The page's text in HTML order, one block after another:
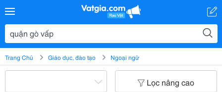
Trang Chủ Giáo dục, đào tạo Ngoại ngữ
Lọc nâng cao